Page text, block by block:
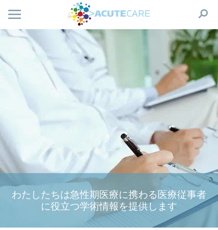
わたしたちは急性期医療に携わる医療従事者
に役立つ学術情報を提供します